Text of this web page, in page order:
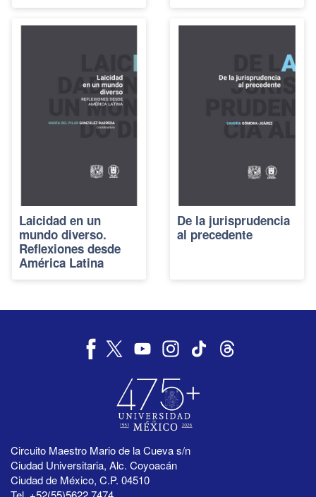
Laicidad en un
mundo diverso.
Reflexiones desde
América Latina
De la jurisprudencia
al precedente
Circuito Maestro Mario de la Cueva s/n
Ciudad Universitaria, Alc. Coyoacán
Ciudad de México, C.P. 04510